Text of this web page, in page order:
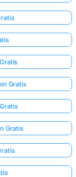
Gratis
Gratis